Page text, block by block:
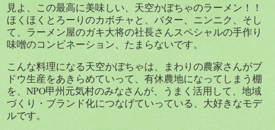
見よ、この最高に美味しい、天空かぼちゃのラーメン！！
ほくほくとろーりのカボチャと、バター、ニンニク、そし
て、ラーメン屋のガキ大将の社長さんスペシャルの手作り
味噌のコンビネーション、たまらないです。
こんな料理になる天空かぼちゃは、まわりの農家さんがブ
ドウ生産をあきらめていって、有休農地になってしまう棚
を、NPO甲州元気村のみなさんが、うまく活用して、地域
づくり・ブランド化につなげていっている、大好きなモデ
ルです。